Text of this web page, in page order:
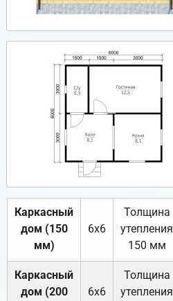
Каркасный
дом (150
мм)
6х6
Толщина
утепления
150 мм
Каркасный
дом (200
6х6
Толщина
утепления